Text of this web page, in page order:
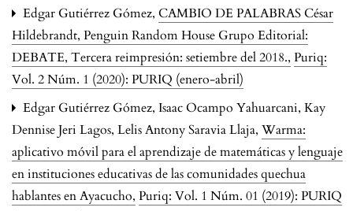
Edgar Gutiérrez Gómez, CAMBIO DE PALABRAS César
Hildebrandt, Penguin Random House Grupo Editorial:
DEBATE, Tercera reimpresión: setiembre del 2018., Puriq:
Vol. 2 Núm. 1 (2020): PURIQ (enero-abril)
Edgar Gutiérrez Gómez, Isaac Ocampo Yahuarcani, Kay
Dennise Jeri Lagos, Lelis Antony Saravia Llaja, Warma:
aplicativo móvil para el aprendizaje de matemáticas y lenguaje
en instituciones educativas de las comunidades quechua
hablantes en Ayacucho, Puriq: Vol. 1 Núm. 01 (2019): PURIQ